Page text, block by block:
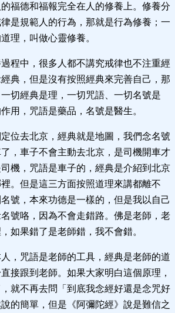
福德和福報完全在人的修養上。修養分
是規範人的行為，那就是行為修養；一
理，叫做心靈修養。
程中，很多人都不講究戒律也不注重經
典，但是沒有按照經典來完善自己，那
切經典是理，一切咒語、一切名號是
用，咒語是藥品，名號是醫生。
位去北京，經典就是地圖，我們念名號
，車子不會主動去北京，是司機開車才
機，咒語是車子的，經典是介紹到北京
。但是這三方面按照道理來講都離不
號，本來功德是一樣的，但是我以自己
號咯，因為不會走錯路。佛是老師，老
如果錯了是老師錯，我不會錯。
，咒語是老師的工具，經典是老師的道
接跟到老師。如果大家明白這個原理，
就不再去問「到底我念經好還是念咒好
的簡單，但是《阿彌陀經》說是難信之